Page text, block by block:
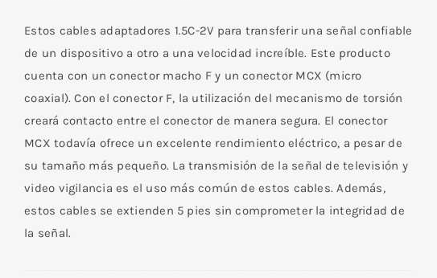
Estos cables adaptadores 1.5C-2V para transferir una señal confiable
de un dispositivo a otro a una velocidad increíble. Este producto
cuenta con un conector macho F y un conector MCX (micro
coaxial). Con el conector F, la utilización del mecanismo de torsión
creará contacto entre el conector de manera segura. El conector
MCX todavía ofrece un excelente rendimiento eléctrico, a pesar de
su tamaño más pequeño. La transmisión de la señal de televisión y
video vigilancia es el uso más común de estos cables. Además,
estos cables se extienden 5 pies sin comprometer la integridad de
la señal.